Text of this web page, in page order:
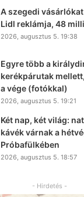
A szegedi
Lidl reklámja, 48
2026, augusztus 5. 19:38
Egyre több a
kerékpárutak
a vége (fotókkal)
2026, augusztus 5. 19:21
Két nap, két világ:
kávék várnak a
Próbafülkében
2026, augusztus 5. 18:57
- Hirdetés -